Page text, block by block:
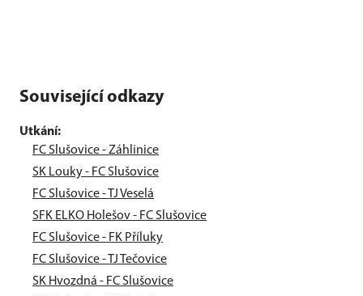
Související odkazy
Utkání:
FC Slušovice - Záhlinice
SK Louky - FC Slušovice
FC Slušovice - TJ Veselá
SFK ELKO Holešov - FC Slušovice
FC Slušovice - FK Příluky
FC Slušovice - TJ Tečovice
SK Hvozdná - FC Slušovice